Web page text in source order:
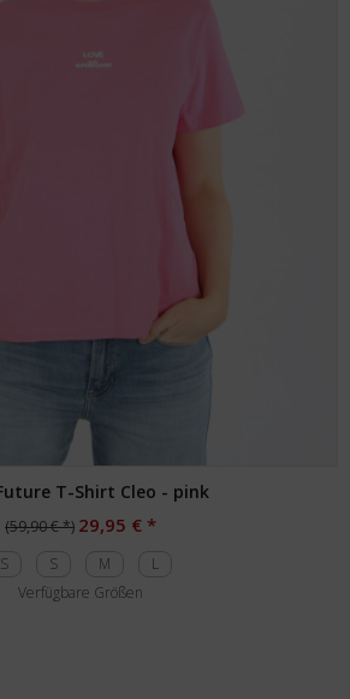
T-Shirt Cleo - pink
(59,90 € *) 29,95 € *
S M
L
Verfügbare Größen